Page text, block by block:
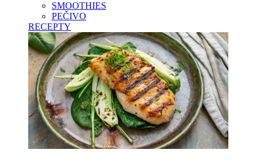
SMOOTHIES
PEČIVO
RECEPTY